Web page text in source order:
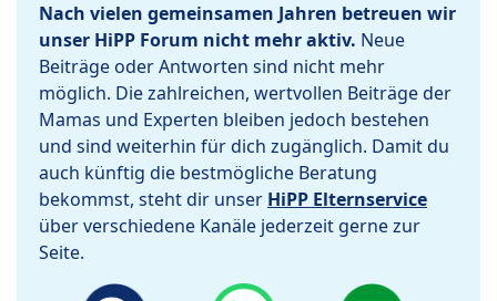
Nach vielen gemeinsamen Jahren betreuen wir
unser HiPP Forum nicht mehr aktiv. Neue
Beiträge oder Antworten sind nicht mehr
möglich. Die zahlreichen, wertvollen Beiträge der
Mamas und Experten bleiben jedoch bestehen
und sind weiterhin für dich zugänglich. Damit du
auch künftig die bestmögliche Beratung
bekommst, steht dir unser HiPP Elternservice
über verschiedene Kanäle jederzeit gerne zur
Seite.